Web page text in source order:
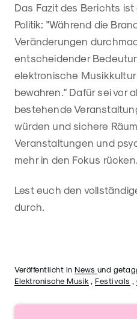
Das Fazit des Berichts
Politik: "Während die
Veränderungen
entscheidender
elektronische
bewahren." Dafür sei vor
bestehende
würden und sichere
Veranstaltungen und
mehr in den Fokus rücken.
Lest euch den
durch.
Veröffentlicht in News und
Elektronische Musik
Festivals